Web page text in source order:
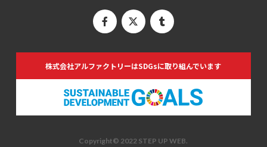
株式会社アルファクトリーはSDGsに取り組んでいます
Copyright© 2022 STEP UP WEB.